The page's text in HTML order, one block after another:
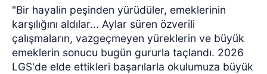
"Bir hayalin peşinden yürüdüler, emeklerinin
karşılığını aldılar... Aylar süren özverili
çalışmaların, vazgeçmeyen yüreklerin ve büyük
emeklerin sonucu bugün gururla taçlandı. 2026
LGS'de elde ettikleri başarılarla okulumuza büyük